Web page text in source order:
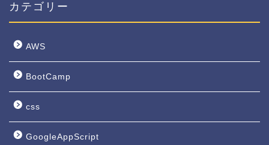
カテゴリー
AWS
BootCamp
css
GoogleAppScript